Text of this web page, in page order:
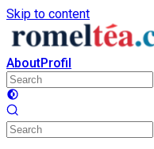
Skip to content
AboutProfil